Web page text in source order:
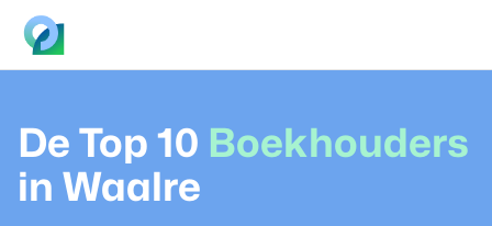
De Top 10 Boekhouders
in Waalre